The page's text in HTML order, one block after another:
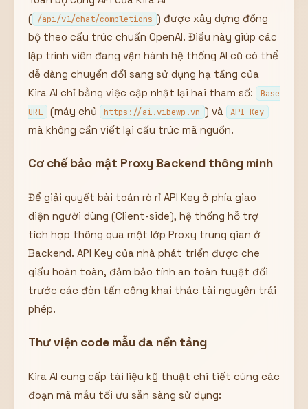
( /api/v1/chat/completions ) được xây dựng đồng
bộ theo cấu trúc chuẩn OpenAI. Điều này giúp các
lập trình viên đang vận hành hệ thống AI cũ có thể
dễ dàng chuyển đổi sang sử dụng hạ tầng của
Kira AI chỉ bằng việc cập nhật lại hai tham số:
Base
URL
(máy chủ https://ai.vibewp.vn ) và API Key
mà không cần viết lại cấu trúc mã nguồn.
Cơ chế bảo mật Proxy Backend thông minh
Để giải quyết bài toán rò rỉ API Key ở phía giao
diện người dùng (Client-side), hệ thống hỗ trợ
tích hợp thông qua một lớp Proxy trung gian ở
Backend. API Key của nhà phát triển được che
giấu hoàn toàn, đảm bảo tính an toàn tuyệt đối
trước các đòn tấn công khai thác tài nguyên trái
phép.
Thư viện code mẫu đa nền tảng
Kira AI cung cấp tài liệu kỹ thuật chi tiết cùng các
đoạn mã mẫu tối ưu sẵn sàng sử dụng: